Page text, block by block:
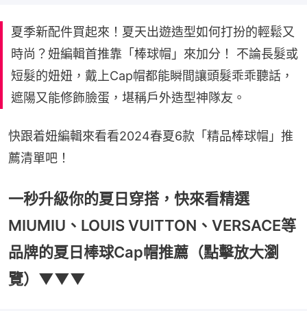
夏季新配件買起來！夏天出遊造型如何打扮的輕鬆又
時尚？妞編輯首推靠「棒球帽」來加分！ 不論長髮或
短髮的妞妞，戴上Cap帽都能瞬間讓頭髮乖乖聽話，
遮陽又能修飾臉蛋，堪稱戶外造型神隊友。
快跟着妞編輯來看看2024春夏6款「精品棒球帽」推
薦清單吧！
一秒升級你的夏日穿搭，快來看精選
MIUMIU、LOUIS VUITTON、VERSACE等
品牌的夏日棒球Cap帽推薦（點擊放大瀏
覽）▼▼▼